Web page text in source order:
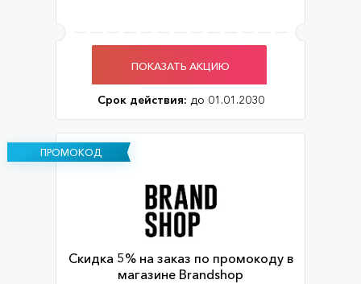
ПОКАЗАТЬ АКЦИЮ
Срок действия: до 01.01.2030
ПРОМОКОД
Скидка 5% на заказ по промокоду в
магазине Brandshop